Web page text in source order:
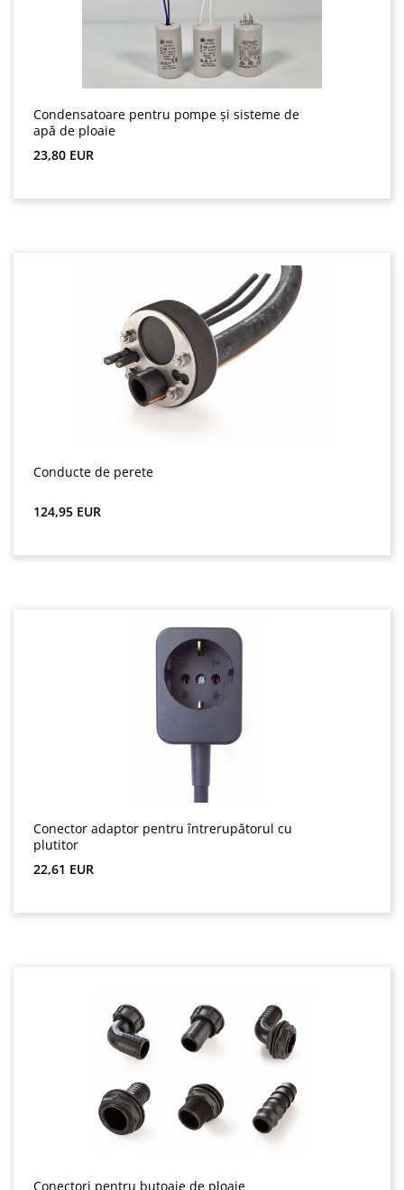
Condensatoare pentru pompe și sisteme de
apă de ploaie
Preț obișnuit:
23,80 EUR
Conducte de perete
Preț obișnuit:
124,95 EUR
Conector adaptor pentru întrerupătorul cu
plutitor
Preț obișnuit:
22,61 EUR
Conectori pentru butoaie de ploaie